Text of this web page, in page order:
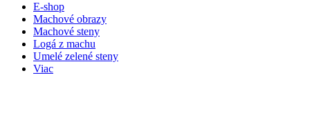
E-shop
Machové obrazy
Machové steny
Logá z machu
Umelé zelené steny
Viac